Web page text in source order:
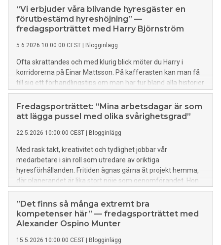
bevaras. Hon vill att chefer ska våga ge unga medarbetare
ansvar för att snabbt kunna bygga upp erfarenhet. Hon
reser gärna, men nu väntar ett annat slags äventyr. Lär
“Vi erbjuder våra blivande hyresgäster en
förutbestämd hyreshöjning” —
fredagsporträttet med Harry Björnström
5.6.2026 10:00:00 CEST | Blogginlägg
Ofta skrattandes och med klurig blick möter du Harry i
korridorerna på Einar Mattsson. På kafferasten kan man få
till sig ett förhandlingstips om man har tur bland alla historier
han gärna delar med sig av. När han inte förhandlar hyror,
spelar fritidshuset i Roslagen och gitarren en stor roll i hans
liv. Lär känna Harry i dagens fredagsporträtt:
Fredagsporträttet: ”Mina arbetsdagar är som
att lägga pussel med olika svårighetsgrad”
22.5.2026 10:00:00 CEST | Blogginlägg
Med rask takt, kreativitet och tydlighet jobbar vår
medarbetare i sin roll som utredare av oriktiga
hyresförhållanden. Fritiden ägnas gärna åt projekt hemma,
där planerandet är lika stort nöje som genomförandet. Hon
gillar också konst och musik, resor och kan flera språk. Lär
känna henne mer i dagens fredagsporträtt:
”Det finns så många extremt bra
kompetenser här” — fredagsporträttet med
Alexander Ospino Munter
15.5.2026 10:00:00 CEST | Blogginlägg